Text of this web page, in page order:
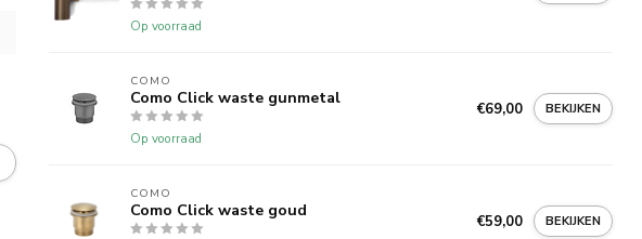
Op voorraad
COMO
Como Click waste gunmetal
Op voorraad
€69,00 BEKIJKEN
COMO
Como Click waste goud
€59,00 BEKIJKEN